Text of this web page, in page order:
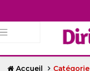
Accueil Catégorie